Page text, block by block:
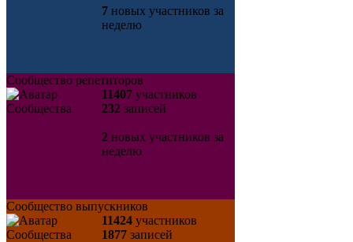
7 новых участников за
неделю
Сообщество репетиторов
11407 участников
232 записей
2 новых участников за
неделю
Сообщество выпускников
11424 участников
1877 записей